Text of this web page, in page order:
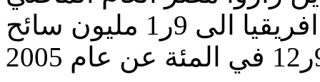
من الشرق الاوسط وشمال افريقيا الى 9ر1 مليون سائح